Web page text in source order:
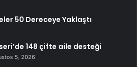
50 Dereceye Yaklaştı
148 çifte aile desteği
5, 2026